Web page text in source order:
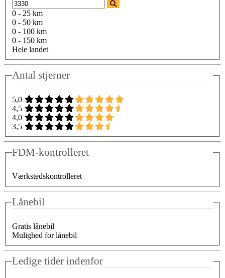
0 - 25 km
0 - 50 km
0 - 100 km
0 - 150 km
Hele landet
Antal stjerner
5,0
4,5
4,0
3,5
FDM-kontrolleret
Værkstedskontrolleret
Lånebil
Gratis lånebil
Mulighed for lånebil
Ledige tider indenfor